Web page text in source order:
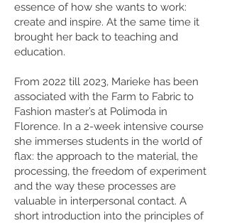
essence of how she wants to work:
create and inspire. At the same time it
brought her back to teaching and
education.
From 2022 till 2023, Marieke has been
associated with the Farm to Fabric to
Fashion master’s at Polimoda in
Florence. In a 2-week intensive course
she immerses students in the world of
flax: the approach to the material, the
processing, the freedom of experiment
and the way these processes are
valuable in interpersonal contact. A
short introduction into the principles of